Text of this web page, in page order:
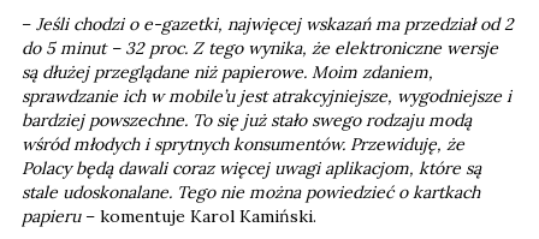
– Jeśli chodzi o e-gazetki, najwięcej wskazań ma przedział od 2
do 5 minut – 32 proc. Z tego wynika, że elektroniczne wersje
są dłużej przeglądane niż papierowe. Moim zdaniem,
sprawdzanie ich w mobile’u jest atrakcyjniejsze, wygodniejsze i
bardziej powszechne. To się już stało swego rodzaju modą
wśród młodych i sprytnych konsumentów. Przewiduję, że
Polacy będą dawali coraz więcej uwagi aplikacjom, które są
stale udoskonalane. Tego nie można powiedzieć o kartkach
papieru– komentuje Karol Kamiński.